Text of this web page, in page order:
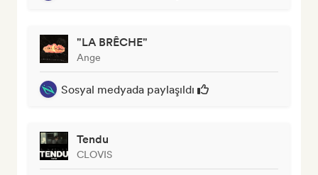
"LA BRÊCHE"
Ange
Sosyal medyada paylaşıldı
Tendu
CLOVIS